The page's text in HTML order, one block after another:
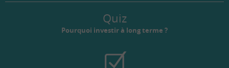
Quiz
Pourquoi investir à long terme ?